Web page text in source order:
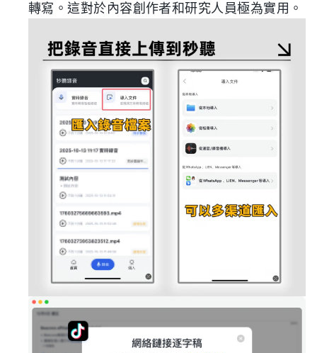
轉寫。這對於內容創作者和研究人員極為實用。